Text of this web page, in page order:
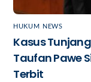
HUKUM NEWS
Kasus
Taufan Pawe
Terbit